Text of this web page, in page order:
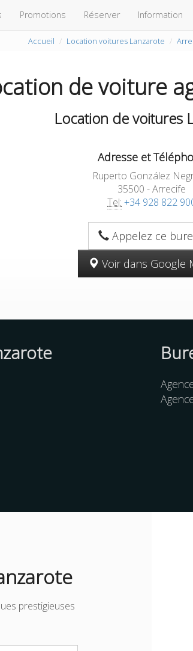
Promotions Réserver Information
Accueil Location voitures Lanzarote
de voiture
Location de voitures
Adresse et
Ruperto González
35500 - Arrecife
Tel: +34 928 822
Appelez ce
Voir dans Google
prestigieuses